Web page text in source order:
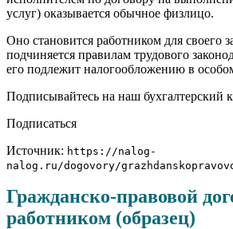
услуг) оказывается обычное физлицо.
Оно становится работником для своего
подчиняется правилам трудового
его подлежит налогообложению в
Подписывайтесь на наш бухгалтерский
Подписаться
Источник: https://nalog-
nalog.ru/dogovory/
Гражданско-правовой
работником (образец)